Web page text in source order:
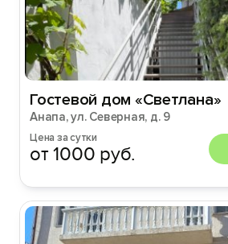
Гостевой дом «Светлана»
Анапа, ул. Северная, д. 9
Цена за сутки
от 1000 руб.